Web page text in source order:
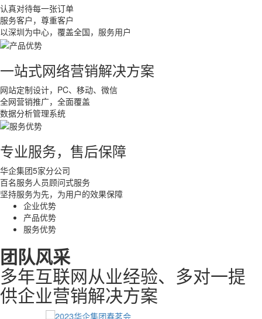
认真对待每一张订单
服务客户，尊重客户
以深圳为中心，覆盖全国，服务用户
一站式网络营销解决方案
网站定制设计，PC、移动、微信
全网营销推广，全面覆盖
数据分析管理系统
专业服务，售后保障
华企集团5家分公司
百名服务人员顾问式服务
坚持服务为先，为用户的效果保障
企业优势
产品优势
服务优势
团队风采
多年互联网从业经验、多对一提
供企业营销解决方案
华企集团2024年三月团建踏青活动圆
满结束
2024-03-18
春天如约而至，让我们踏青寻春感受大地的生机与美好华企集团于
2024年3月16日组织全体员工前往东莞松山湖风景区团建为了提高
团队...
​双十一荣耀已铸，收官之战再展锋芒 |
华企集团收官之战管理层交流会议圆
满成功
2024-11-16
为了全面复盘前三个季度及双十一活动期间的工作，以更好的状态
迎接年末旺季的来临，华企集团收官之战管理层交流会于2024年